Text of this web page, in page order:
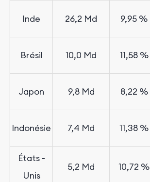
Inde 26,2 Md 9,95 %
Brésil 10,0 Md 11,58 %
Japon 9,8 Md 8,22 %
Indonésie 7,4 Md 11,38 %
États -
Unis
5,2 Md 10,72 %